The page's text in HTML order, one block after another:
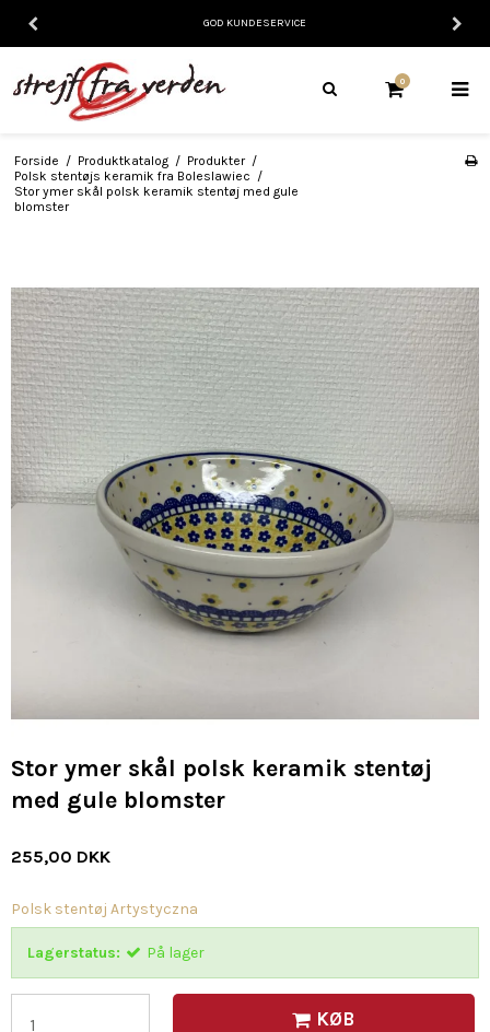
GOD KUNDESERVICE
0
Forside / Produktkatalog / Produkter /
Polsk stentøjs keramik fra Boleslawiec /
Stor ymer skål polsk keramik stentøj med gule
blomster
Stor ymer skål polsk keramik stentøj
med gule blomster
255,00 DKK
Polsk stentøj Artystyczna
Lagerstatus: På lager
KØB